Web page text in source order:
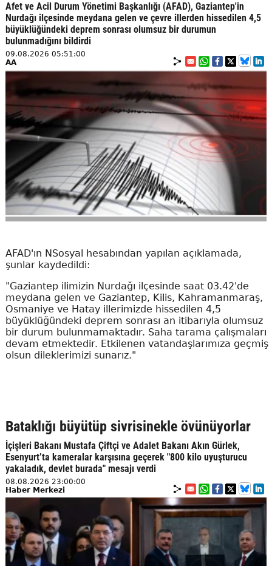
Afet ve Acil Durum Yönetimi Başkanlığı (AFAD), Gaziantep'in
Nurdağı ilçesinde meydana gelen ve çevre illerden hissedilen 4,5
büyüklüğündeki deprem sonrası olumsuz bir durumun
bulunmadığını bildirdi
09.08.2026 05:51:00
AA
AFAD'ın NSosyal hesabından yapılan açıklamada,
şunlar kaydedildi:
"Gaziantep ilimizin Nurdağı ilçesinde saat 03.42'de
meydana gelen ve Gaziantep, Kilis, Kahramanmaraş,
Osmaniye ve Hatay illerimizde hissedilen 4,5
büyüklüğündeki deprem sonrası an itibarıyla olumsuz
bir durum bulunmamaktadır. Saha tarama çalışmaları
devam etmektedir. Etkilenen vatandaşlarımıza geçmiş
olsun dileklerimizi sunarız."
Bataklığı büyütüp sivrisinekle övünüyorlar
İçişleri Bakanı Mustafa Çiftçi ve Adalet Bakanı Akın Gürlek,
Esenyurt’ta kameralar karşısına geçerek "800 kilo uyuşturucu
yakaladık, devlet burada" mesajı verdi
08.08.2026 23:00:00
Haber Merkezi